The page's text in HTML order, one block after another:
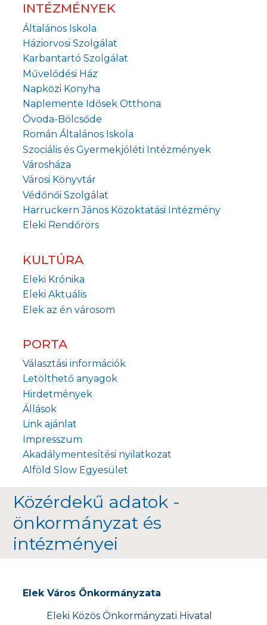
INTÉZMÉNYEK
Általános Iskola
Háziorvosi Szolgálat
Karbantartó Szolgálat
Művelődési Ház
Napközi Konyha
Naplemente Idősek Otthona
Óvoda-Bölcsőde
Román Általános Iskola
Szociális és Gyermekjóléti Intézmények
Városháza
Városi Könyvtár
Védőnői Szolgálat
Harruckern János Közoktatási Intézmény
Eleki Rendőrörs
KULTÚRA
Eleki Krónika
Eleki Aktuális
Elek az én városom
PORTA
Választási információk
Letölthető anyagok
Hirdetmények
Állások
Link ajánlat
Impresszum
Akadálymentesítési nyilatkozat
Alföld Slow Egyesület
Elek Város Önkormányzata
Eleki Közös Önkormányzati Hivatal
Közérdekű adatok -
önkormányzat és
intézményei